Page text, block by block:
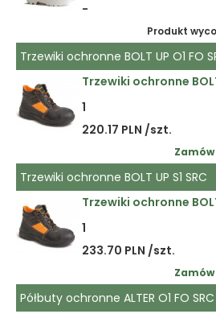
-
Produkt
Trzewiki ochronne BOLT UP O1 FO
Trzewiki ochronne
1
220.17 PLN /szt.
Zamów
Trzewiki ochronne BOLT UP S1 SRC
Trzewiki ochronne
1
233.70 PLN /szt.
Zamów
Półbuty ochronne ALTER O1 FO SRC